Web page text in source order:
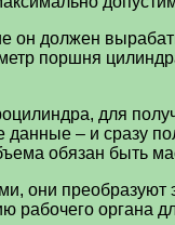
он должен
поршня
для
– и сразу
обязан быть
они
органа